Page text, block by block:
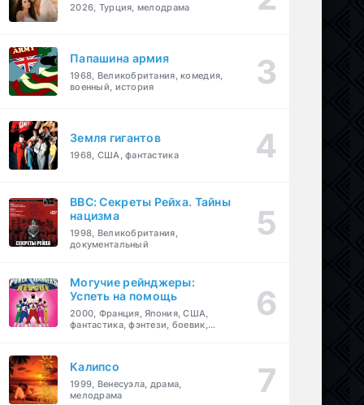
2026, Турция, мелодрама
Папашина армия
1968, Великобритания, комедия,
военный, история
Земля гигантов
1968, США, фантастика
BBC: Секреты Рейха. Тайны
нацизма
1998, Великобритания,
документальный
Могучие рейнджеры:
Успеть на помощь
2000, Франция, Япония, США,
фантастика, фэнтези, боевик,
Калипсо
1999, Венесуэла, драма,
мелодрама